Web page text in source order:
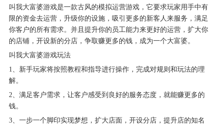
叫我大富婆游戏是一款古风的模拟运营游戏，它要求玩家用手中有
限的资金去运营，升级你的设施，吸引更多的新客人来服务，满足
你客户的所有需求。并且提升你的员工能力来更好的运营，扩大你
的店铺，开设新的分店，争取赚更多的钱，成为一个大富婆。
叫我大富婆游戏玩法
1、新手玩家将按照教程和指导进行操作，完成对规则和玩法的理
解。
2、满足客户需求，让客户感受到良好的服务态度，就能赚更多的
钱。
3、一步一个脚印实现梦想，扩大店面，开设分店，提升店的知名